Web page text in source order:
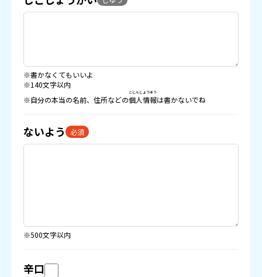
※書かなくてもいいよ
※140文字以内
※自分の本当の名前、住所などの個人情報
こじんじょうほう
は書かないでね
ないよう 必須
※500文字以内
辛口